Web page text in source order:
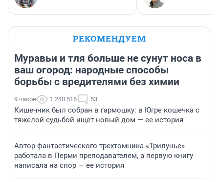
РЕКОМЕНДУЕМ
Муравьи и тля больше не сунут носа в
ваш огород: народные способы
борьбы с вредителями без химии
9 часов 1 240 516 53
Кишечник был собран в гармошку: в Югре кошечка с
тяжелой судьбой ищет новый дом — ее история
Автор фантастического трехтомника «Трилунье»
работала в Перми преподавателем, а первую книгу
написала на спор — ее история